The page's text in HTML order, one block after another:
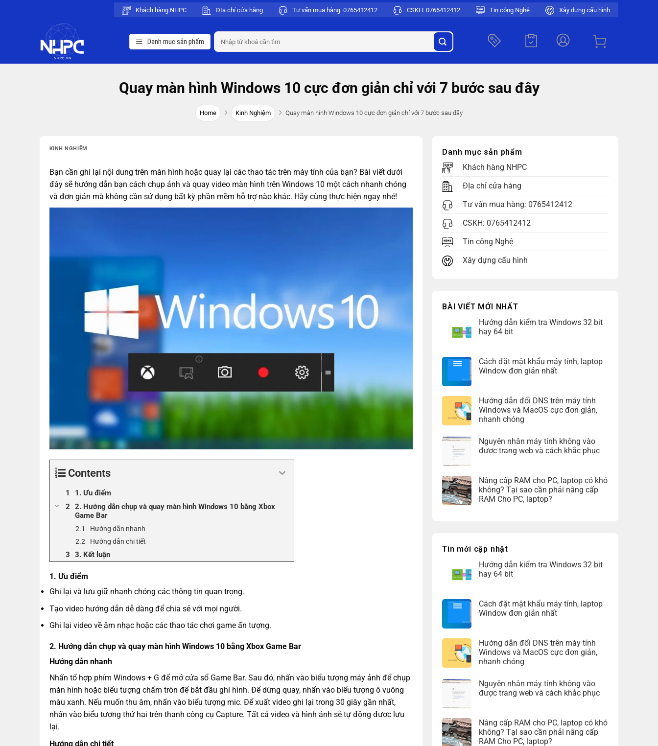
Khách hàng NHPC ĐỊa chỉ cửa hàng Tư vấn mua hàng: 0765412412 CSKH: 0765412412 Tin công Nghệ Xây dựng cấu hình
Danh mục sản phẩm
Quay màn hình Windows 10 cực đơn giản chỉ với 7 bước sau đây
Home Kinh Nghiệm Quay màn hình Windows 10 cực đơn giản chỉ với 7 bước sau đây
KINH NGHIỆM
Bạn cần ghi lại nội dung trên màn hình hoặc quay lại các thao tác trên máy tính của bạn? Bài viết dưới
đây sẽ hướng dẫn bạn cách chụp ảnh và quay video màn hình trên Windows 10 một cách nhanh chóng
và đơn giản mà không cần sử dụng bất kỳ phần mềm hỗ trợ nào khác. Hãy cùng thực hiện ngay nhé!
Contents
1. Ưu điểm
2. Hướng dẫn chụp và quay màn hình Windows 10 bằng Xbox
Game Bar
Hướng dẫn nhanh
Hướng dẫn chi tiết
3. Kết luận
1. Ưu điểm
Ghi lại và lưu giữ nhanh chóng các thông tin quan trọng.
Tạo video hướng dẫn dễ dàng để chia sẻ với mọi người.
Ghi lại video về âm nhạc hoặc các thao tác chơi game ấn tượng.
2. Hướng dẫn chụp và quay màn hình Windows 10 bằng Xbox Game Bar
Hướng dẫn nhanh
Nhấn tổ hợp phím Windows + G để mở cửa sổ Game Bar. Sau đó, nhấn vào biểu tượng máy ảnh để chụp
màn hình hoặc biểu tượng chấm tròn để bắt đầu ghi hình. Để dừng quay, nhấn vào biểu tượng ô vuông
màu xanh. Nếu muốn thu âm, nhấn vào biểu tượng mic. Để xuất video ghi lại trong 30 giây gần nhất,
nhấn vào biểu tượng thứ hai trên thanh công cụ Capture. Tất cả video và hình ảnh sẽ tự động được lưu
lại.
Hướng dẫn chi tiết
Danh mục sản phẩm
Khách hàng NHPC
ĐỊa chỉ cửa hàng
Tư vấn mua hàng: 0765412412
CSKH: 0765412412
Tin công Nghệ
Xây dựng cấu hình
BÀI VIẾT MỚI NHẤT
Hướng dẫn kiểm tra Windows 32 bit
hay 64 bit
Cách đặt mật khẩu máy tính, laptop
Window đơn giản nhất
Hướng dẫn đổi DNS trên máy tính
Windows và MacOS cực đơn giản,
nhanh chóng
Nguyên nhân máy tính không vào
được trang web và cách khắc phục
Nâng cấp RAM cho PC, laptop có khó
không? Tại sao cần phải nâng cấp
RAM Cho PC, laptop?
Tin mới cập nhật
Hướng dẫn kiểm tra Windows 32 bit
hay 64 bit
Cách đặt mật khẩu máy tính, laptop
Window đơn giản nhất
Hướng dẫn đổi DNS trên máy tính
Windows và MacOS cực đơn giản,
nhanh chóng
Nguyên nhân máy tính không vào
được trang web và cách khắc phục
Nâng cấp RAM cho PC, laptop có khó
không? Tại sao cần phải nâng cấp
RAM Cho PC, laptop?